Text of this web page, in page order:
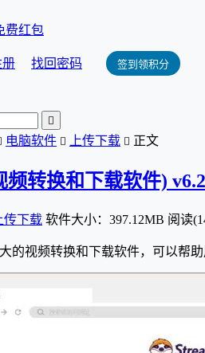
费红包
册 找回密码 签到领积分

电脑软件  上传下载  正文
频转换和下载软件)
传下载 软件大小：397.12MB 阅读
大的视频转换和下载软件，可以帮